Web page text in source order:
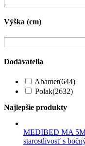
Výška (cm)
Dodávatelia
Abamet(644)
Polak(2632)
Najlepšie produkty
MEDIBED MA 5M
starostlivosť s